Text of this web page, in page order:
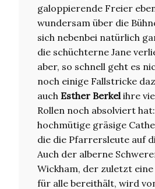
galoppierende Freier
wundersam über die
sich nebenbei natürlich
die schüchterne Jane
aber, so schnell geht es
noch einige Fallstricke
auch Esther Berkel ihre
Rollen noch absolviert
hochmütige gräsige
die die Pfarrersleute auf
Auch der alberne
Wickham, der zuletzt
für alle bereithält, wird